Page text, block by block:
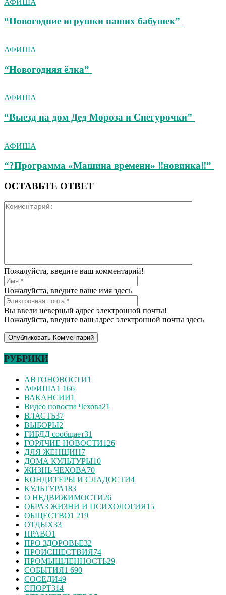
“Новогодние игрушки наших бабушек”
АФИША
“Новогодняя ёлка”
АФИША
“Выезд на дом Дед Мороза и Снегурочки”
АФИША
“?Программа «Машина времени» ‼новинка‼”
ОСТАВЬТЕ ОТВЕТ
Пожалуйста, введите ваш комментарий!
Пожалуйста, введите ваше имя здесь
Вы ввели неверный адрес электронной почты!
Пожалуйста, введите ваш адрес электронной почты здесь
РУБРИКИ
АВТОНОВОСТИ1
АФИША1 166
ВАКАНСИИ1
Видео новости Чехова21
ВЛАСТЬ37
ВЫБОРЫ2
ГИБДД сообщает31
ГОРЯЧИЕ НОВОСТИ126
ДЛЯ ЖЕНЩИН7
ДОМА КУЛЬТУРЫ10
ЖИЗНЬ ЧЕХОВА70
КОНДИТЕРЫ И СЛАДОСТИ4
КУЛЬТУРА183
О НЕДВИЖИМОСТИ26
ОБРАЗ ЖИЗНИ И ПСИХОЛОГИЯ15
ОБЩЕСТВО1 219
ОТДЫХ33
ПРАВО1
ПРО ЗДОРОВЬЕ32
ПРОИСШЕСТВИЯ74
ПРОМЫШЛЕННОСТЬ29
СОБЫТИЯ1 690
СОСЕДИ49
СПОРТ314